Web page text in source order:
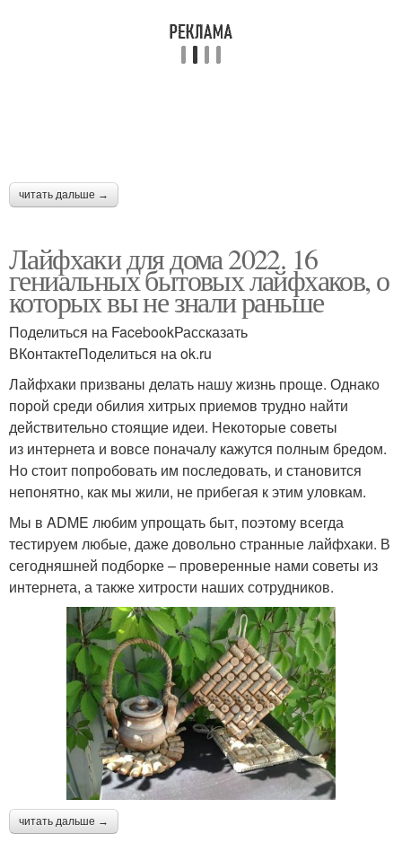
Кухонные лайфхаки
Лайфхаки для простой Уборки в доме
Советы по уборке Хитрости для уборки
Продуктивная уборка Материалы для уборки
Лайфхаки для быстрой
уборки
Кризисная уборка
Уборка по системе Средства для уборки
Предсмертная уборка Лайфхаки для школы
читать дальше →
Лайфхаки для дома 2022. 16
гениальных бытовых лайфхаков, о
которых вы не знали раньше
Поделиться на FacebookРассказать
ВКонтактеПоделиться на ok.ru
Лайфхаки призваны делать нашу жизнь проще. Однако
порой среди обилия хитрых приемов трудно найти
действительно стоящие идеи. Некоторые советы
из интернета и вовсе поначалу кажутся полным бредом.
Но стоит попробовать им последовать, и становится
непонятно, как мы жили, не прибегая к этим уловкам.
Мы в ADME любим упрощать быт, поэтому всегда
тестируем любые, даже довольно странные лайфхаки. В
сегодняшней подборке – проверенные нами советы из
интернета, а также хитрости наших сотрудников.
читать дальше →